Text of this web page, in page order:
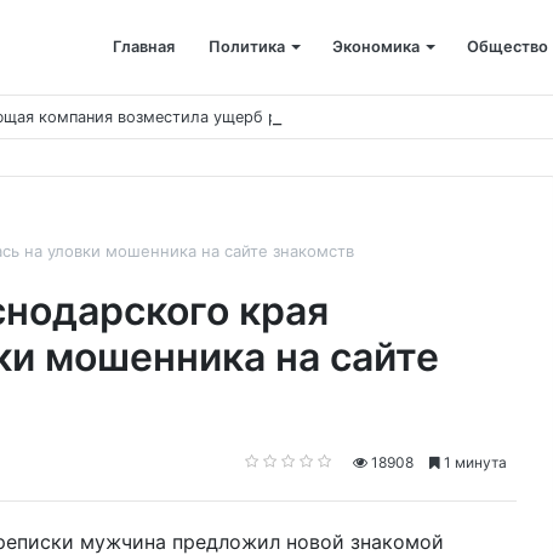
Главная Политика Экономика Общество
компания возместила ущерб рекам на сумму почти 28 млн рублей
на уловки мошенника на сайте знакомств
края
мошенника на сайте
18908 1 минута
мужчина предложил новой знакомой